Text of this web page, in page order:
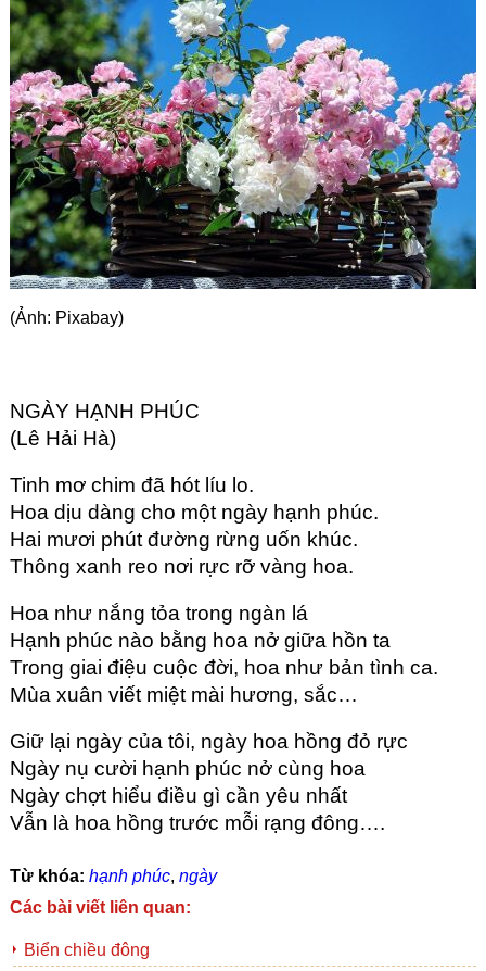
Góc chia sẻ
Liên hệ
Tìm kiếm
(Ảnh: Pixabay)
NGÀY HẠNH PHÚC
(Lê Hải Hà)
Tinh mơ chim đã hót líu lo.
Hoa dịu dàng cho một ngày hạnh phúc.
Hai mươi phút đường rừng uốn khúc.
Thông xanh reo nơi rực rỡ vàng hoa.
Hoa như nắng tỏa trong ngàn lá
Hạnh phúc nào bằng hoa nở giữa hồn ta
Trong giai điệu cuộc đời, hoa như bản tình ca.
Mùa xuân viết miệt mài hương, sắc…
Giữ lại ngày của tôi, ngày hoa hồng đỏ rực
Ngày nụ cười hạnh phúc nở cùng hoa
Ngày chợt hiểu điều gì cần yêu nhất
Vẫn là hoa hồng trước mỗi rạng đông….
Từ khóa: hạnh phúc, ngày
Các bài viết liên quan:
Biển chiều đông